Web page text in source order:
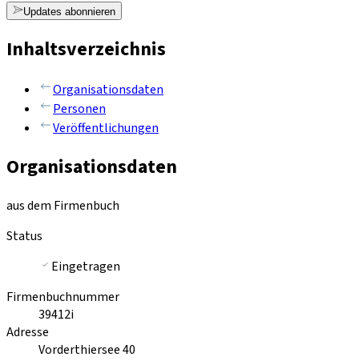
Updates abonnieren
Inhaltsverzeichnis
Organisationsdaten
Personen
Veröffentlichungen
Organisationsdaten
aus dem Firmenbuch
Status
Eingetragen
Firmenbuchnummer
39412i
Adresse
Vorderthiersee 40